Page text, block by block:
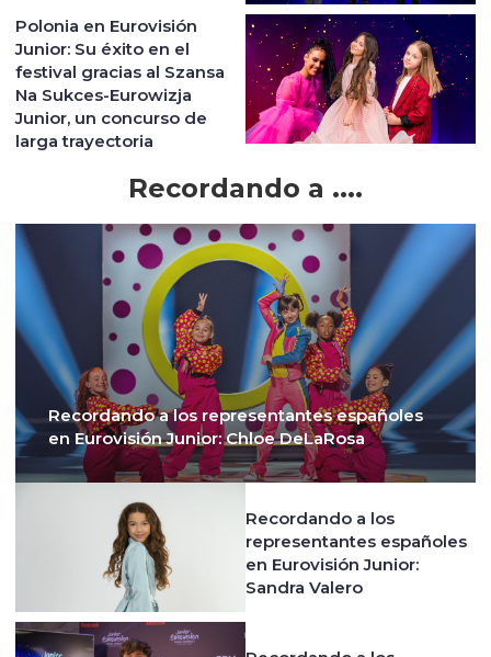
Polonia en Eurovisión
Junior: Su éxito en el
festival gracias al Szansa
Na Sukces-Eurowizja
Junior, un concurso de
larga trayectoria
Recordando a ....
Recordando a los representantes españoles
en Eurovisión Junior: Chloe DeLaRosa
Recordando a los
representantes españoles
en Eurovisión Junior:
Sandra Valero